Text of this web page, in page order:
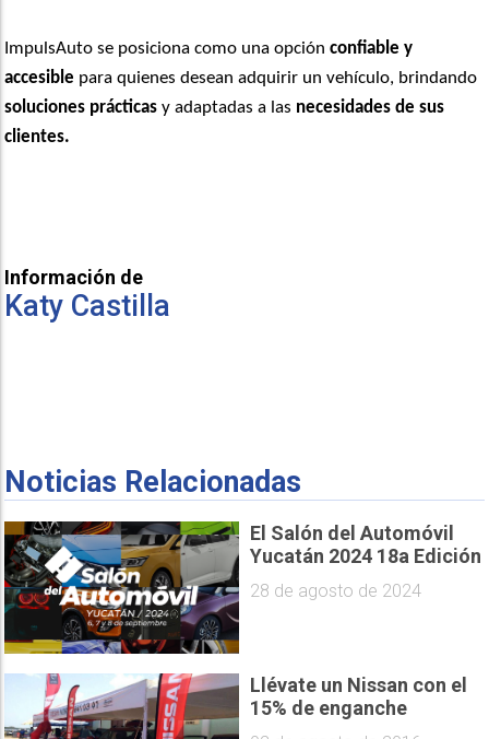
ImpulsAuto se posiciona como una opción confiable y
accesible para quienes desean adquirir un vehículo, brindando
soluciones prácticas y adaptadas a las necesidades de sus
clientes.
Información de
Katy Castilla
Noticias Relacionadas
El Salón del Automóvil
Yucatán 2024 18a Edición
28 de agosto de 2024
Llévate un Nissan con el
15% de enganche